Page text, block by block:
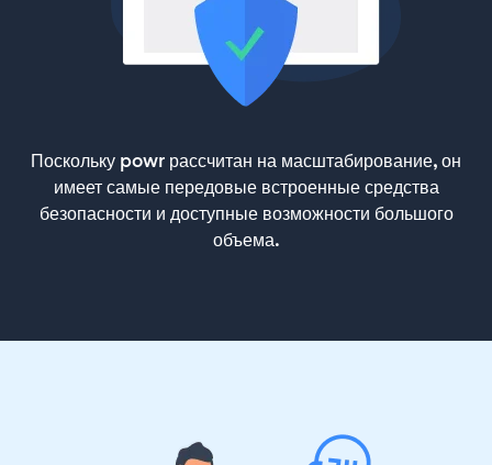
Поскольку powr рассчитан на масштабирование, он
имеет самые передовые встроенные средства
безопасности и доступные возможности большого
объема.